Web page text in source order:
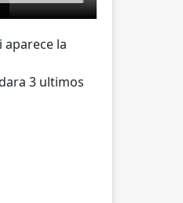
la
3 ultimos